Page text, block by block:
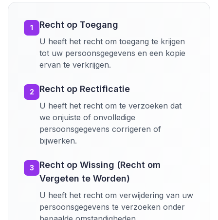
1 Recht op Toegang
U heeft het recht om toegang te krijgen
tot uw persoonsgegevens en een kopie
ervan te verkrijgen.
2 Recht op Rectificatie
U heeft het recht om te verzoeken dat
we onjuiste of onvolledige
persoonsgegevens corrigeren of
bijwerken.
3
Recht op Wissing (Recht om
Vergeten te Worden)
U heeft het recht om verwijdering van uw
persoonsgegevens te verzoeken onder